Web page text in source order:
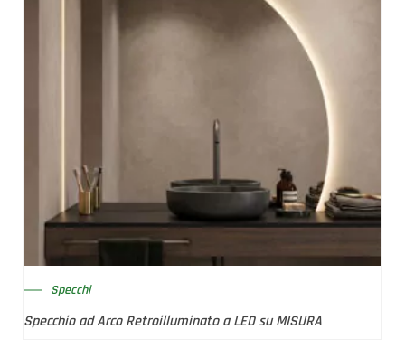
Specchi
Specchio ad Arco Retroilluminato a LED su MISURA